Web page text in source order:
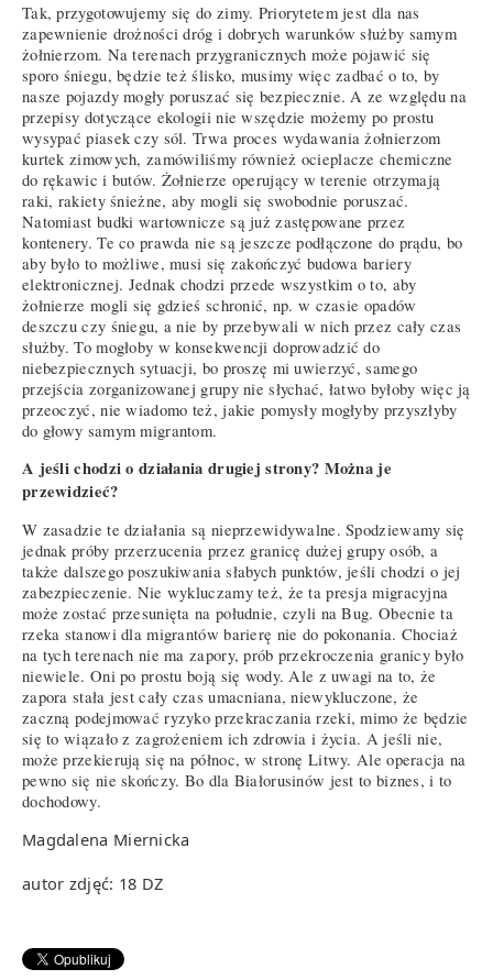
Tak, przygotowujemy się do zimy. Priorytetem jest dla nas
zapewnienie drożności dróg i dobrych warunków służby samym
żołnierzom. Na terenach przygranicznych może pojawić się
sporo śniegu, będzie też ślisko, musimy więc zadbać o to, by
nasze pojazdy mogły poruszać się bezpiecznie. A ze względu na
przepisy dotyczące ekologii nie wszędzie możemy po prostu
wysypać piasek czy sól. Trwa proces wydawania żołnierzom
kurtek zimowych, zamówiliśmy również ocieplacze chemiczne
do rękawic i butów. Żołnierze operujący w terenie otrzymają
raki, rakiety śnieżne, aby mogli się swobodnie poruszać.
Natomiast budki wartownicze są już zastępowane przez
kontenery. Te co prawda nie są jeszcze podłączone do prądu, bo
aby było to możliwe, musi się zakończyć budowa bariery
elektronicznej. Jednak chodzi przede wszystkim o to, aby
żołnierze mogli się gdzieś schronić, np. w czasie opadów
deszczu czy śniegu, a nie by przebywali w nich przez cały czas
służby. To mogłoby w konsekwencji doprowadzić do
niebezpiecznych sytuacji, bo proszę mi uwierzyć, samego
przejścia zorganizowanej grupy nie słychać, łatwo byłoby więc ją
przeoczyć, nie wiadomo też, jakie pomysły mogłyby przyszłyby
do głowy samym migrantom.
A jeśli chodzi o działania drugiej strony? Można je
przewidzieć?
W zasadzie te działania są nieprzewidywalne. Spodziewamy się
jednak próby przerzucenia przez granicę dużej grupy osób, a
także dalszego poszukiwania słabych punktów, jeśli chodzi o jej
zabezpieczenie. Nie wykluczamy też, że ta presja migracyjna
może zostać przesunięta na południe, czyli na Bug. Obecnie ta
rzeka stanowi dla migrantów barierę nie do pokonania. Chociaż
na tych terenach nie ma zapory, prób przekroczenia granicy było
niewiele. Oni po prostu boją się wody. Ale z uwagi na to, że
zapora stała jest cały czas umacniana, niewykluczone, że
zaczną podejmować ryzyko przekraczania rzeki, mimo że będzie
się to wiązało z zagrożeniem ich zdrowia i życia. A jeśli nie,
może przekierują się na północ, w stronę Litwy. Ale operacja na
pewno się nie skończy. Bo dla Białorusinów jest to biznes, i to
dochodowy.
Magdalena Miernicka
autor zdjęć: 18 DZ